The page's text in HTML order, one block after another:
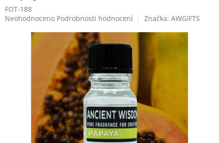
FOT-188
Průměrné
produktu
Neohodnoceno Podrobnosti hodnocení Značka: AWGIFTS